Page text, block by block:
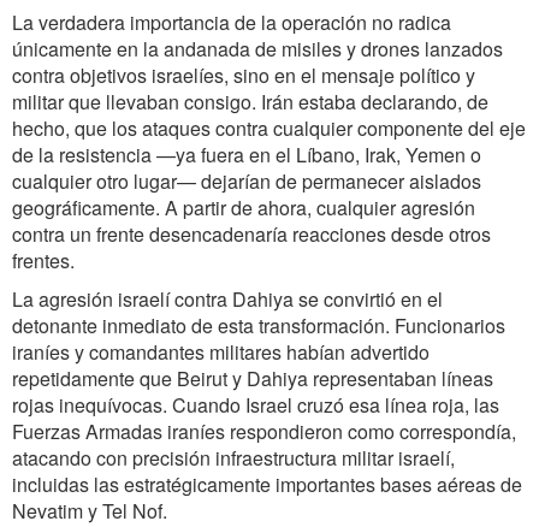
La verdadera importancia de la operación no radica
únicamente en la andanada de misiles y drones lanzados
contra objetivos israelíes, sino en el mensaje político y
militar que llevaban consigo. Irán estaba declarando, de
hecho, que los ataques contra cualquier componente del eje
de la resistencia —ya fuera en el Líbano, Irak, Yemen o
cualquier otro lugar— dejarían de permanecer aislados
geográficamente. A partir de ahora, cualquier agresión
contra un frente desencadenaría reacciones desde otros
frentes.
La agresión israelí contra Dahiya se convirtió en el
detonante inmediato de esta transformación. Funcionarios
iraníes y comandantes militares habían advertido
repetidamente que Beirut y Dahiya representaban líneas
rojas inequívocas. Cuando Israel cruzó esa línea roja, las
Fuerzas Armadas iraníes respondieron como correspondía,
atacando con precisión infraestructura militar israelí,
incluidas las estratégicamente importantes bases aéreas de
Nevatim y Tel Nof.